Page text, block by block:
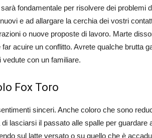
sarà fondamentale per risolvere dei problemi
e ad allargare la cerchia dei vostri
o nuove proposte di lavoro. Marte
acuire un conflitto. Avrete qualche brutta
vedute con un familiare.
Fox Toro
sinceri. Anche coloro che sono
lasciarsi il passato alle spalle per guardare
sul latte versato o su quello che è